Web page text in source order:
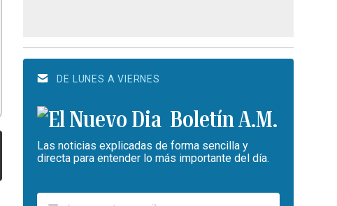
DE LUNES A VIERNES
Boletín A.M.
Las noticias explicadas de forma sencilla y
directa para entender lo más importante del día.